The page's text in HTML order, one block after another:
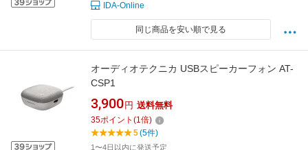
IDA-Online
同じ商品を安い順で見る
オーディオテクニカ USBスピーカーフォン AT-
CSP1
3,900 円 送料無料
35ポイント (1倍)
5(5件)
1〜4日以内に発送予定